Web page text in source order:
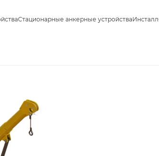
Стационарные анкерные устройства